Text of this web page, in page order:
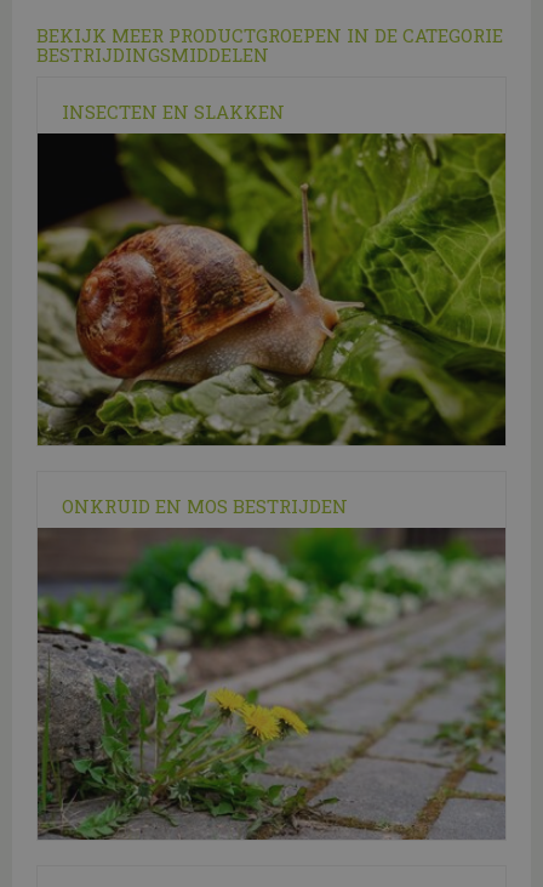
BEKIJK MEER PRODUCTGROEPEN IN DE CATEGORIE
BESTRIJDINGSMIDDELEN
INSECTEN EN SLAKKEN
ONKRUID EN MOS BESTRIJDEN